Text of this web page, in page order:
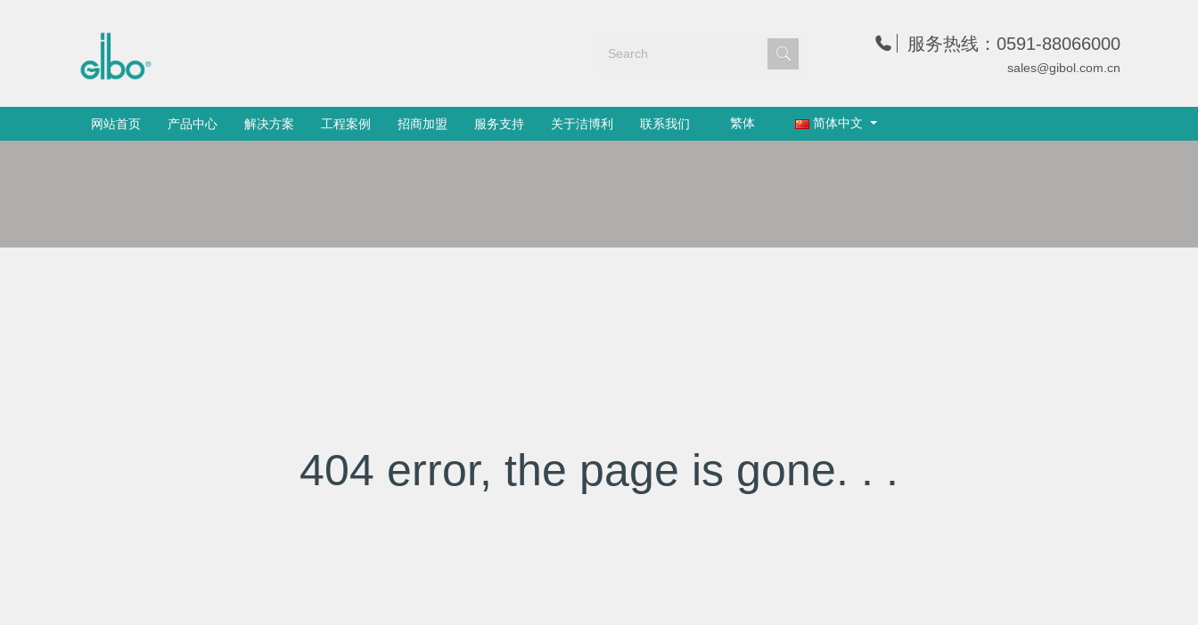
服务热线：0591-88066000
sales@gibol.com.cn
网站首页 产品中心 解决方案 工程案例 招商加盟 服务支持 关于洁博利 联系我们 繁体 简体中文
404 error, the page is gone. . .